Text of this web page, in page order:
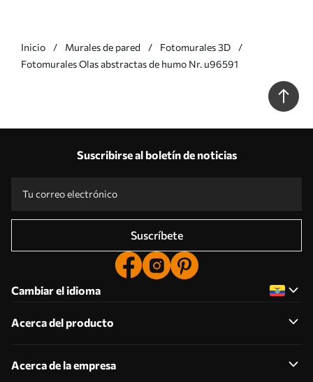
Inicio Murales de pared
Fotomurales 3D
Fotomurales Olas abstractas de humo Nr. u96591
Suscribirse al boletín de noticias
Suscríbete
Cambiar el idioma
Acerca del producto
Acerca de la empresa